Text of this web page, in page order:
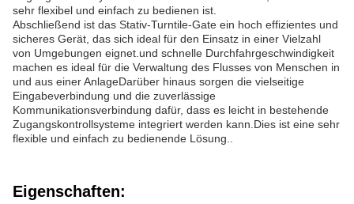
sehr flexibel und einfach zu bedienen ist.
Abschließend ist das Stativ-Turntile-Gate ein hoch effizientes und
sicheres Gerät, das sich ideal für den Einsatz in einer Vielzahl
von Umgebungen eignet.und schnelle Durchfahrgeschwindigkeit
machen es ideal für die Verwaltung des Flusses von Menschen in
und aus einer AnlageDarüber hinaus sorgen die vielseitige
Eingabeverbindung und die zuverlässige
Kommunikationsverbindung dafür, dass es leicht in bestehende
Zugangskontrollsysteme integriert werden kann.Dies ist eine sehr
flexible und einfach zu bedienende Lösung..
Eigenschaften: